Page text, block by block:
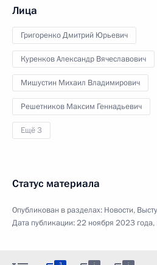
Лица
Григоренко Дмитрий Юрьевич
Куренков Александр Вячеславович
Мишустин Михаил Владимирович
Решетников Максим Геннадьевич
Ещё 3
Статус материала
Опубликован в разделах: Новости,
Дата публикации:22 ноября 2023
: :